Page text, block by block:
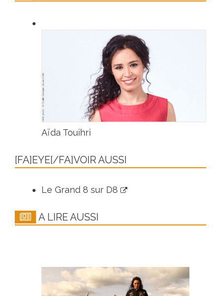
Aïda Touihri
[FA]EYE[/FA]VOIR AUSSI
Le Grand 8 sur D8
A LIRE AUSSI